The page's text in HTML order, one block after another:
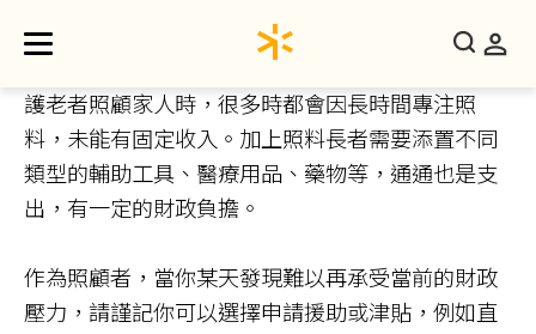
護老者照顧家人時，很多時都會因長時間專注照
料，未能有固定收入。加上照料長者需要添置不同
類型的輔助工具、醫療用品、藥物等，通通也是支
出，有一定的財政負擔。
作為照顧者，當你某天發現難以再承受當前的財政
壓力，請謹記你可以選擇申請援助或津貼，例如直